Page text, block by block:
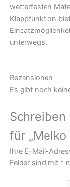
wetterfesten
Klappfunktion
unterwegs.
Rezensionen
Es gibt noch
Schreiben
für „Melko
Ihre E-Mail-
Felder sind mit *